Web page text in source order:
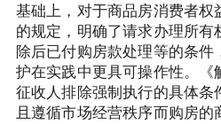
基础上，对于商品房消费者权
的规定，明确了请求办理所有
除后已付购房款处理等的条件
护在实践中更具可操作性。《
征收人排除强制执行的具体条
且遵循市场经营秩序而购房